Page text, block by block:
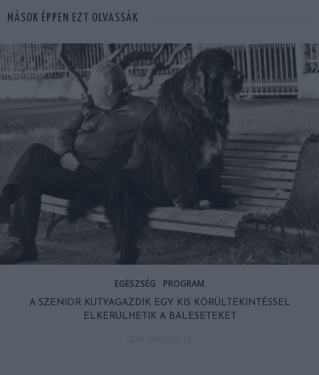
MÁSOK ÉPPEN EZT OLVASSÁK
EGÉSZSÉG PROGRAM
A SZENIOR KUTYAGAZDIK EGY KIS KÖRÜLTEKINTÉSSEL
ELKERÜLHETIK A BALESETEKET